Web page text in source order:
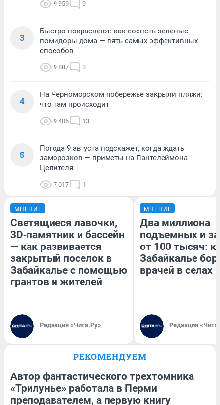
9 959 9
3
Быстро покраснеют: как соспеть зеленые
помидоры дома — пять самых эффективных
способов
9 887 3
4
На Черноморском побережье закрыли пляжи:
что там происходит
9 405 13
5
Погода 9 августа подскажет, когда ждать
заморозков — приметы на Пантелеймона
Целителя
7 017 1
МНЕНИЕ
Светящиеся лавочки,
3D‑памятник и бассейн
— как развивается
закрытый поселок в
Забайкалье с помощью
грантов и жителей
Редакция «Чита.Ру»
МНЕНИЕ
Два миллиона
подъемных и
от 100 тысяч:
Забайкалье
врачей в селах
Редакция
РЕКОМЕНДУЕМ
Автор фантастического трехтомника
«Трилунье» работала в Перми
преподавателем, а первую книгу